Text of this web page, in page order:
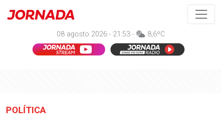
08 agosto 2026 - 21:53 - 8,6ºC
POLÍTICA